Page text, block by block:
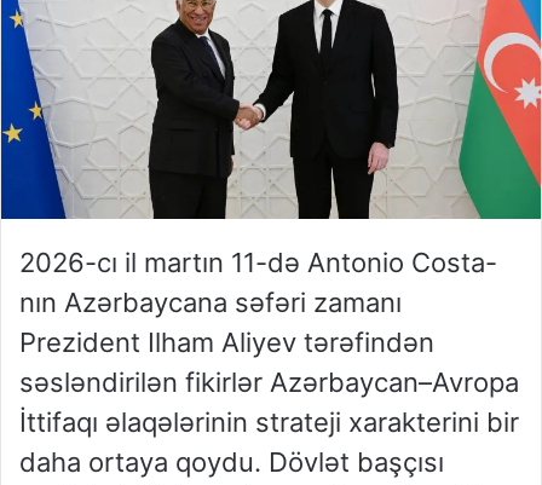
2026-cı il martın 11-də Antonio Costa-
nın Azərbaycana səfəri zamanı
Prezident Ilham Aliyev tərəfindən
səsləndirilən fikirlər Azərbaycan–Avropa
İttifaqı əlaqələrinin strateji xarakterini bir
daha ortaya qoydu. Dövlət başçısı